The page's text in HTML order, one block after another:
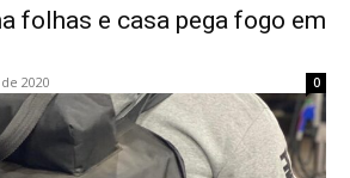
folhas e casa pega fogo em
2020 0